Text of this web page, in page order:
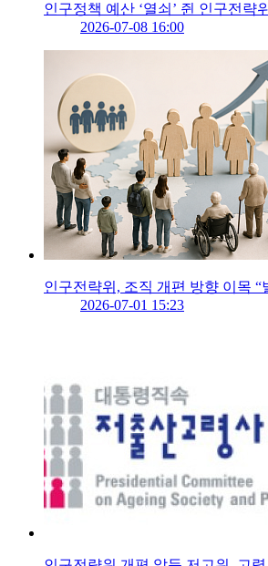
인구정책 예산 ‘열쇠’ 쥔 인구전략
2026-07-08 16:00
인구전략위, 조직 개편 방향 이목
2026-07-01 15:23